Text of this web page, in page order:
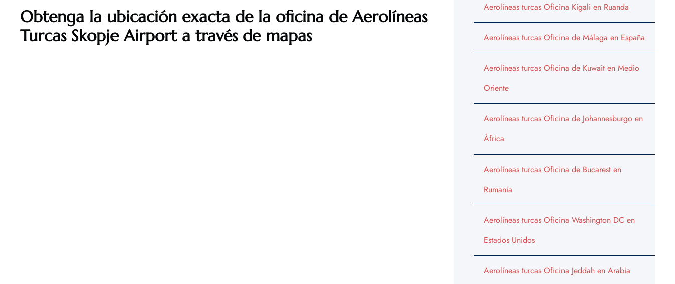
Obtenga la ubicación exacta de la oficina de Aerolíneas
Turcas Skopje Airport a través de mapas
Aerolíneas turcas Oficina Kigali en Ruanda
Aerolíneas turcas Oficina de Málaga en España
Aerolíneas turcas Oficina de Kuwait en Medio
Oriente
Aerolíneas turcas Oficina de Johannesburgo en
África
Aerolíneas turcas Oficina de Bucarest en
Rumania
Aerolíneas turcas Oficina Washington DC en
Estados Unidos
Aerolíneas turcas Oficina Jeddah en Arabia